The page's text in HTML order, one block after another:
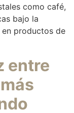
como café,
bajo la
productos de
entre